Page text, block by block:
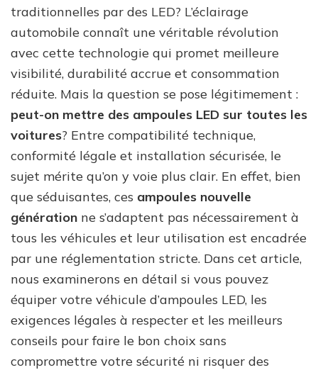
et
traditionnelles par des LED? L’éclairage
automobile connaît une véritable révolution
avec cette technologie qui promet meilleure
visibilité, durabilité accrue et consommation
réduite. Mais la question se pose légitimement :
peut-on mettre des ampoules LED sur toutes les
voitures? Entre compatibilité technique,
conformité légale et installation sécurisée, le
sujet mérite qu’on y voie plus clair. En effet, bien
que séduisantes, ces ampoules nouvelle
génération ne s’adaptent pas nécessairement à
tous les véhicules et leur utilisation est encadrée
par une réglementation stricte. Dans cet article,
nous examinerons en détail si vous pouvez
équiper votre véhicule d’ampoules LED, les
exigences légales à respecter et les meilleurs
conseils pour faire le bon choix sans
compromettre votre sécurité ni risquer des